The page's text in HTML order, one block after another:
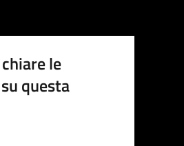
le
questa